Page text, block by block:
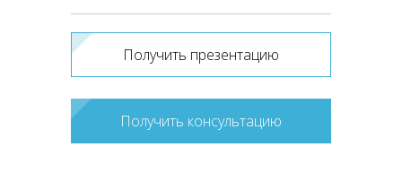
Получить презентацию
Получить консультацию